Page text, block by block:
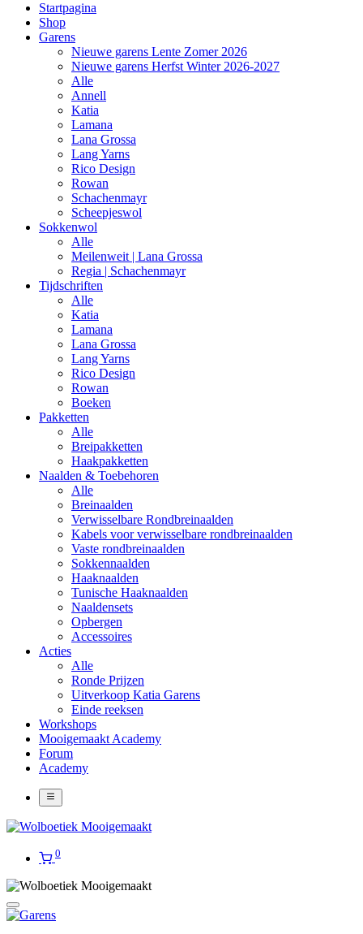
Startpagina
Shop
Garens
Nieuwe garens Lente Zomer 2026
Nieuwe garens Herfst Winter 2026-2027
Alle
Annell
Katia
Lamana
Lana Grossa
Lang Yarns
Rico Design
Rowan
Schachenmayr
Scheepjeswol
Sokkenwol
Alle
Meilenweit | Lana Grossa
Regia | Schachenmayr
Tijdschriften
Alle
Katia
Lamana
Lana Grossa
Lang Yarns
Rico Design
Rowan
Boeken
Pakketten
Alle
Breipakketten
Haakpakketten
Naalden & Toebehoren
Alle
Breinaalden
Verwisselbare Rondbreinaalden
Kabels voor verwisselbare rondbreinaalden
Vaste rondbreinaalden
Sokkennaalden
Haaknaalden
Tunische Haaknaalden
Naaldensets
Opbergen
Accessoires
Acties
Alle
Ronde Prijzen
Uitverkoop Katia Garens
Einde reeksen
Workshops
Mooigemaakt Academy
Forum
Academy
0